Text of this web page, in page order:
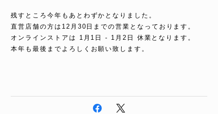
残すところ今年もあとわずかとなりました。
直営店舗の方は12月30日までの営業となっております。
オンラインストアは 1月1日 - 1月2日 休業となります。
本年も最後までよろしくお願い致します。